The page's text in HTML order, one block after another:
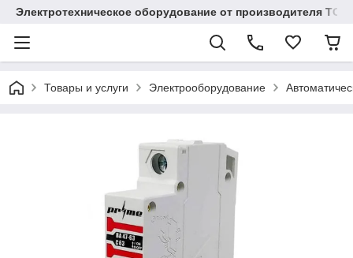
Электротехническое оборудование от производителя TOO
Товары и услуги Электрооборудование